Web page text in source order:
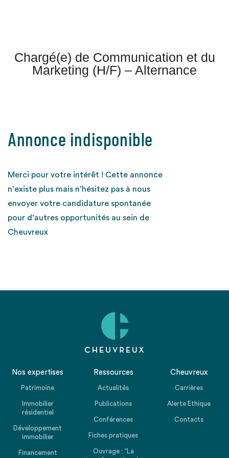
Chargé(e) de Communication et du
Marketing (H/F) – Alternance
Annonce indisponible
Merci pour votre intérêt ! Cette annonce
n’existe plus mais n’hésitez pas à nous
envoyer votre candidature spontanée
pour d’autres opportunités au sein de
Cheuvreux
Nos expertises
Patrimoine
Immobilier
résidentiel
Développement
immobilier
Financement
Ressources
Actualités
Publications
Conférences
Fiches pratiques
Ouvrage : “La
Cheuvreux
Carrières
Alerte Ethique
Contacts